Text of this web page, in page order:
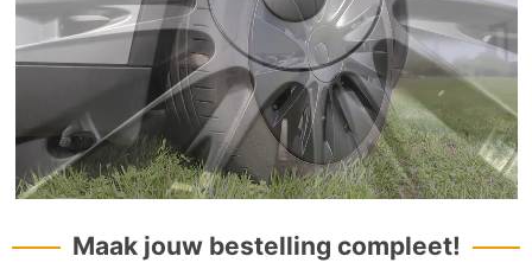
Maak jouw bestelling compleet!